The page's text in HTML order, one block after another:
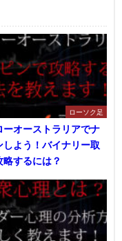
ローソク足
ーオーストラリアでナ
しよう！バイナリー取
略するには？